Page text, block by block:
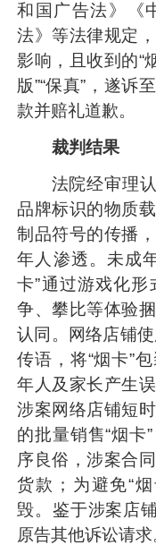
和国广告法》《
法》等法律规定
影响，且收到的“
版”“保真”，遂诉
款并赔礼道歉。
裁判结果
法院经审理
品牌标识的物质
制品符号的传播
年人渗透。未成
卡”通过游戏化
争、攀比等体验
认同。网络店铺使
传语，将“烟卡”
年人及家长产生
涉案网络店铺短
的批量销售“烟卡
序良俗，涉案合
货款；为避免“
毁。鉴于涉案店
原告其他诉讼请求